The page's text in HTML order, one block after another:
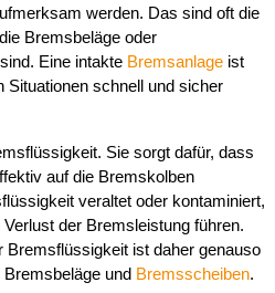
werden. Das sind oft die
Eine intakte Bremsanlage ist
Situationen schnell und sicher
Sie sorgt dafür, dass
auf die Bremskolben
veraltet oder kontaminiert,
der Bremsleistung führen.
Bremsflüssigkeit ist daher genauso
und Bremsscheiben.